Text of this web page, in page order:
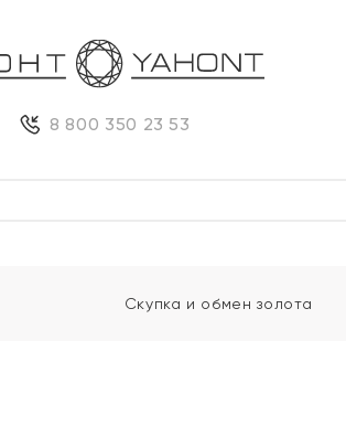
8 800 350 23 53
Скупка и обмен золота